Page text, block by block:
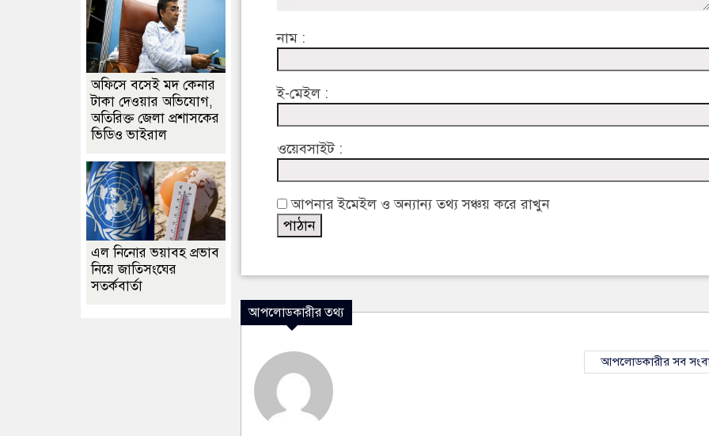
নাম :
ই-মেইল :
ওয়েবসাইট :
আপনার ইমেইল ও অন্যান্য তথ্য সঞ্চয় করে রাখুন
আপলোডকারীর তথ্য
আপলোডকারীর সব
অফিসে বসেই মদ কেনার
টাকা দেওয়ার অভিযোগ,
অতিরিক্ত জেলা প্রশাসকের
ভিডিও ভাইরাল
এল নিনোর ভয়াবহ প্রভাব
নিয়ে জাতিসংঘের
সতর্কবার্তা